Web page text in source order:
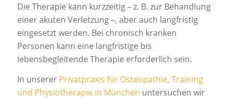
Die Therapie kann kurzzeitig – z. B. zur Behandlung
einer akuten Verletzung –, aber auch langfristig
eingesetzt werden. Bei chronisch kranken
Personen kann eine langfristige bis
lebensbegleitende Therapie erforderlich sein.
In unserer Privatpraxis für Osteopathie, Training
und Physiotherapie in München untersuchen wir